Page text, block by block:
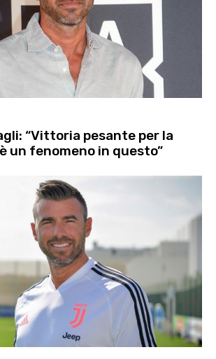
“Vittoria pesante per la
un fenomeno in questo”